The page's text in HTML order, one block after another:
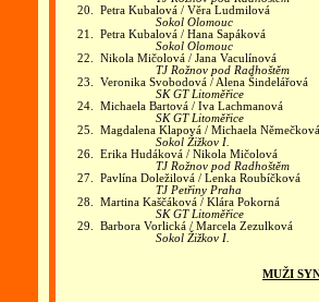
20. Petra Kubalová / Věra Ludmilová
Sokol Olomouc
21. Petra Kubalová / Hana Sapáková
Sokol Olomouc
22. Nikola Mičolová / Jana Vaculínová
TJ Rožnov pod Radhoštěm
23. Veronika Svobodová / Alena Šindelářová
SK GT Litoměřice
24. Michaela Bartová / Iva Lachmanová
SK GT Litoměřice
25. Magdalena Klapová / Michaela Němečková
Sokol Žižkov I.
26. Erika Hudáková / Nikola Mičolová
TJ Rožnov pod Radhoštěm
27. Pavlína Doležilová / Lenka Roubíčková
TJ Petřiny Praha
28. Martina Kaščáková / Klára Pokorná
SK GT Litoměřice
29. Barbora Vorlická / Marcela Zezulková
Sokol Žižkov I.
MUŽI